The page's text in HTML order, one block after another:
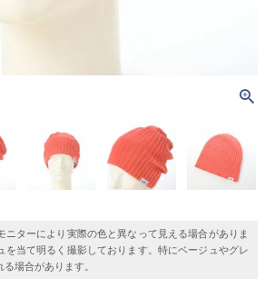
ターにより実際の色と異なって見える場合がありま
を当て明るく撮影しております。特にベージュやグレ
場合があります。